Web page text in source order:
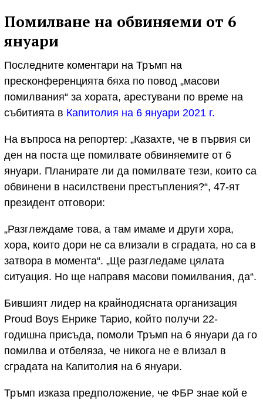
Помилване на обвиняеми от 6
януари
Последните коментари на Тръмп на
пресконференцията бяха по повод „масови
помилвания“ за хората, арестувани по време на
събитията в Капитолия на 6 януари 2021 г.
На въпроса на репортер: „Казахте, че в първия си
ден на поста ще помилвате обвиняемите от 6
януари. Планирате ли да помилвате тези, които са
обвинени в насилствени престъпления?“, 47-ят
президент отговори:
„Разглеждаме това, а там имаме и други хора,
хора, които дори не са влизали в сградата, но са в
затвора в момента“. „Ще разгледаме цялата
ситуация. Но ще направя масови помилвания, да“.
Бившият лидер на крайнодясната организация
Proud Boys Енрике Тарио, който получи 22-
годишна присъда, помоли Тръмп на 6 януари да го
помилва и отбеляза, че никога не е влизал в
сградата на Капитолия на 6 януари.
Тръмп изказа предположение, че ФБР знае кой е